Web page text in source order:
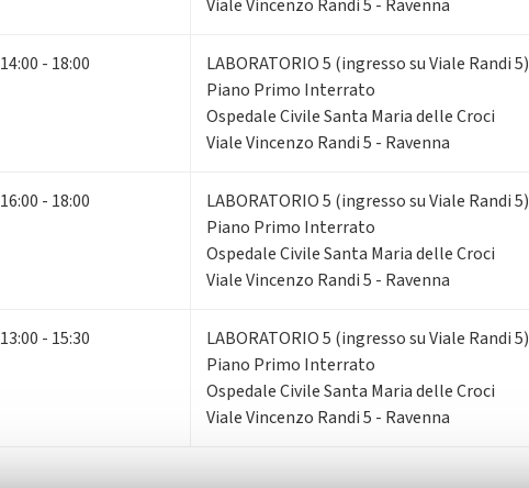
Viale Vincenzo Randi 5 - Ravenna
14:00 - 18:00
LABORATORIO 5 (ingresso su Viale Randi 5)
Piano Primo Interrato
Ospedale Civile Santa Maria delle Croci
Viale Vincenzo Randi 5 - Ravenna
16:00 - 18:00
LABORATORIO 5 (ingresso su Viale Randi 5)
Piano Primo Interrato
Ospedale Civile Santa Maria delle Croci
Viale Vincenzo Randi 5 - Ravenna
13:00 - 15:30
LABORATORIO 5 (ingresso su Viale Randi 5)
Piano Primo Interrato
Ospedale Civile Santa Maria delle Croci
Viale Vincenzo Randi 5 - Ravenna